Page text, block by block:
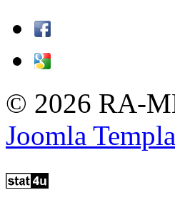
© 2026 RA-
Joomla